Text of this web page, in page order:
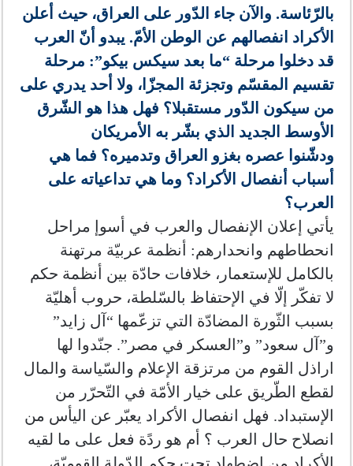
بالرّئاسة. والآن جاء الدّور على العراق، حيث أعلن
الأكراد انفصالهم عن الوطن الأمّ. يبدو أنّ العرب
قد دخلوا مرحلة “ما بعد سيكس بيكو”: مرحلة
تقسيم المقسّم وتجزئة المجزّا، ولا أحد يدري على
من سيكون الدّور مستقبلا؟ فهل هذا هو الشّرق
الأوسط الجديد الذي بشّر به الأمريكان
ودشّنوا عصره بغزو العراق وتدميره؟ فما هي
أسباب أنفصال الأكراد؟ وما هي تداعياته على
العرب؟
يأتي إعلان الإنفصال والعرب في أسوإ مراحل
انحطاطهم وانحدارهم: أنظمة عربيّة مرتهنة
بالكامل للإستعمار، خلافات حادّة بين أنظمة حكم
لا تفكّر إلّا في الإحتفاظ بالسّلطة، حروب أهليّة
بسبب الثّورة المضادّة التي تزعّمها “آل زايد”
و”آل سعود” و”العسكر في مصر”. جنّدوا لها
اراذل القوم من مرتزقة الإعلام والسّياسة والمال
لقطع الطّريق على خيار الأمّة في التّحرّر من
الإستبداد. فهل انفصال الأكراد يعبّر عن اليأس من
انصلاح حال العرب ؟ أم هو ردًة فعل على ما لقيه
الأكراد من اضطهاد تحت حكم الدّولة القوميّة،